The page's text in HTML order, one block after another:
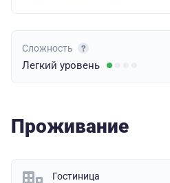
Сложность
Легкий уровень
Проживание
Гостиница